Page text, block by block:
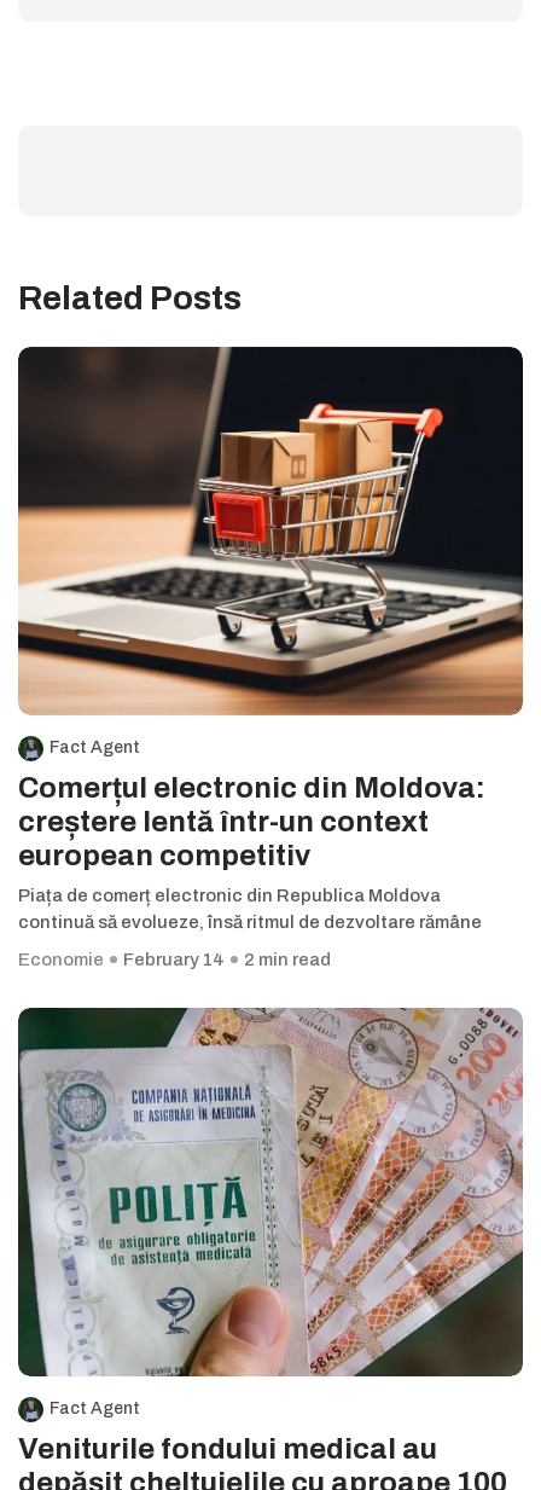
Related Posts
Fact Agent
Comerțul electronic din Moldova:
creștere lentă într-un context
european competitiv
Piața de comerț electronic din Republica Moldova
continuă să evolueze, însă ritmul de dezvoltare rămâne
Economie
February 14 2 min read
Fact Agent
Veniturile fondului medical au
depășit cheltuielile cu aproape 100